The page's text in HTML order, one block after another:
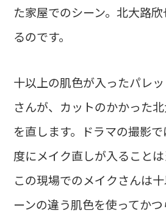
た家屋でのシーン。北大路
るのです。
十以上の肌色が入ったパレ
さんが、カットのかかった
を直します。ドラマの撮影
度にメイク直しが入ることは
この現場でのメイクさんは
ーンの違う肌色を使ってか